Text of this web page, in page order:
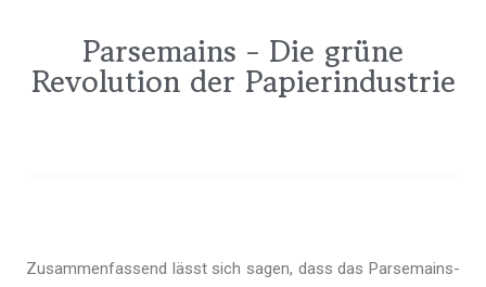
Parsemains - Die grüne
Revolution der Papierindustrie
Zusammenfassend lässt sich sagen, dass das Parsemains-